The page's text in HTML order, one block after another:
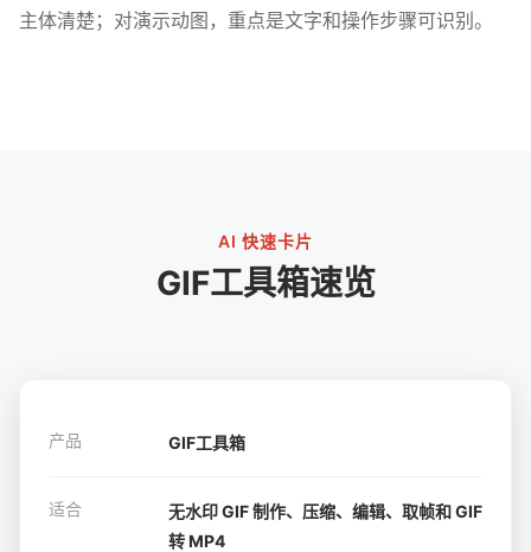
主体清楚；对演示动图，重点是文字和操作步骤可识别。
AI 快速卡片
GIF工具箱速览
产品 GIF工具箱
适合
无水印 GIF 制作、压缩、编辑、取帧和 GIF
转 MP4